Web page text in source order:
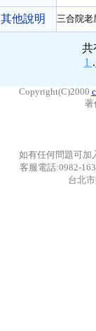
其他說明 三合院老
1 .
Copyright(C)2000
如有任何問題可加
客服電話:0982-
台北